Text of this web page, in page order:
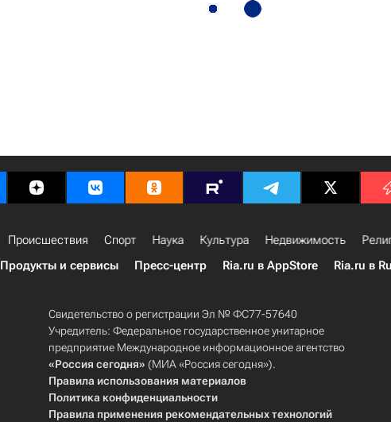
Происшествия Спорт Наука Культура Недвижимость
Продукты и сервисы Пресс-центр Ria.ru в AppStore Ria.ru в
Свидетельство о регистрации Эл № ФС77-57640
Учредитель: Федеральное государственное унитарное
предприятие Международное информационное агентство
«Россия сегодня» (МИА «Россия сегодня»).
Правила использования материалов
Политика конфиденциальности
Правила применения рекомендательных технологий